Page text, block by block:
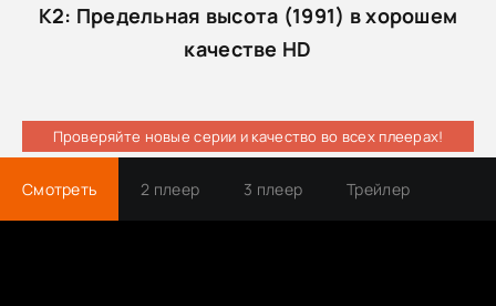
К2: Предельная высота (1991) в хорошем
качестве HD
Проверяйте новые серии и качество во всех плеерах!
Смотреть 2 плеер 3 плеер Трейлер